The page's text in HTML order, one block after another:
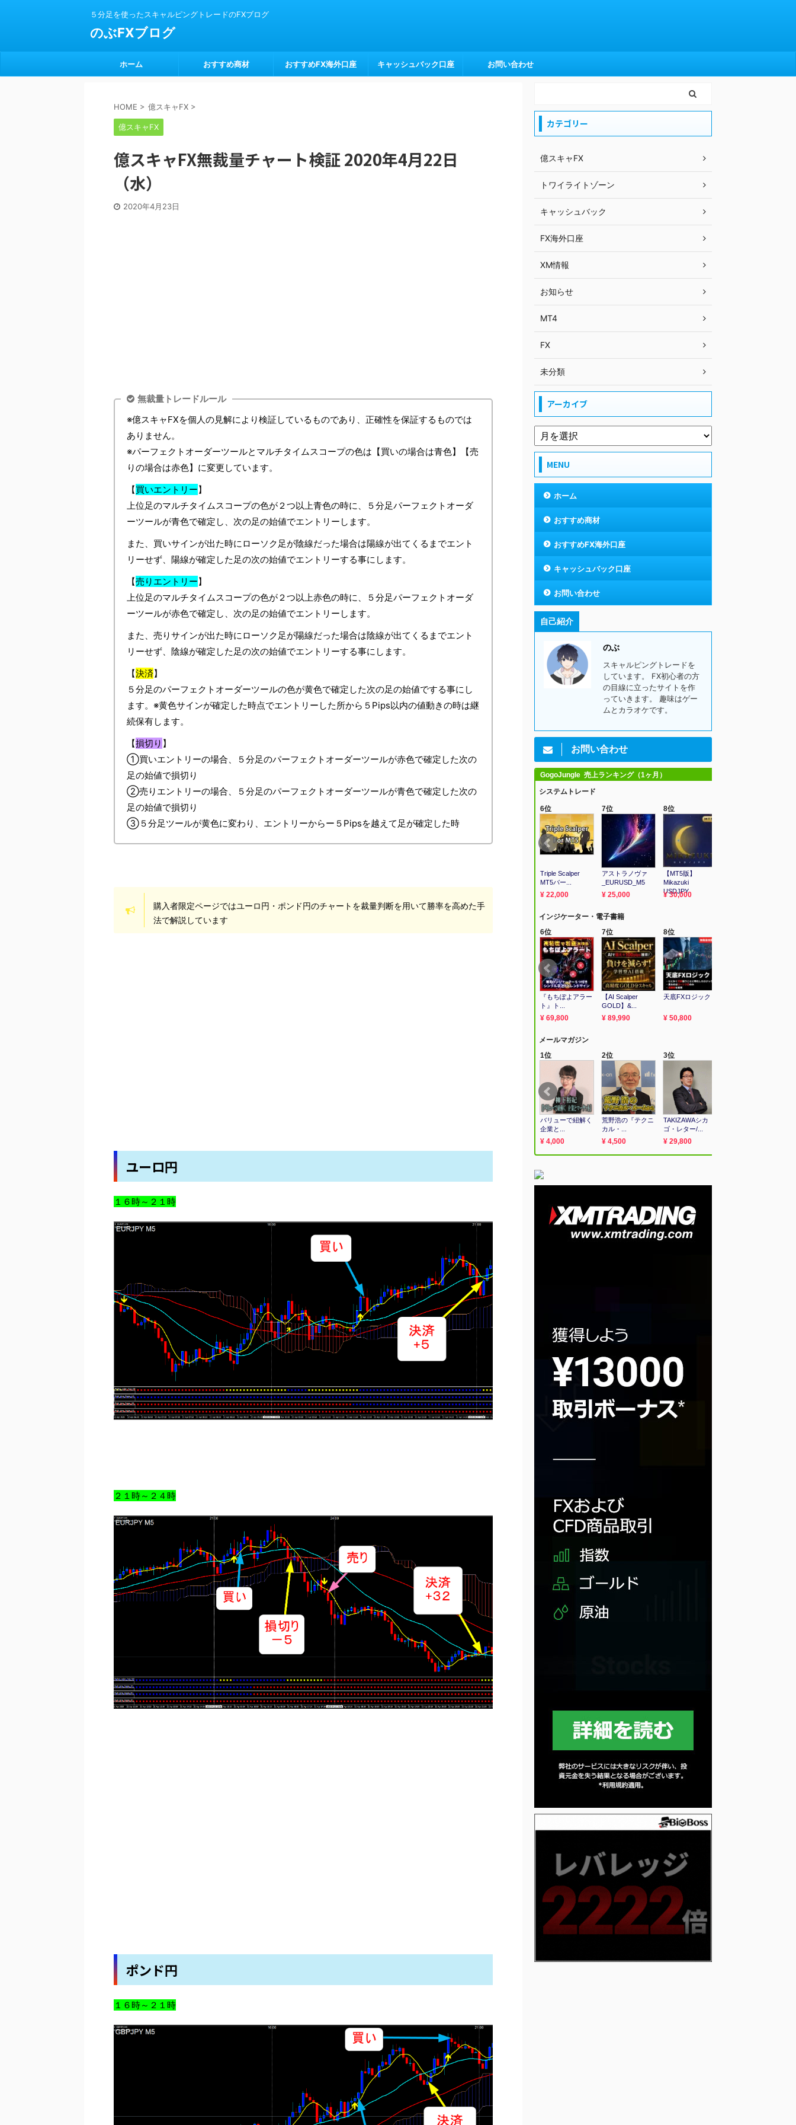
５分足を使ったスキャルピングトレードのFXブログ
のぶFXブログ
ホーム おすすめ商材 おすすめFX海外口座 キャッシュバック口座 お問い合わせ
HOME > 億スキャFX >
億スキャFX
億スキャFX無裁量チャート検証 2020年4月22日
（水）
2020年4月23日
無裁量トレードルール
※億スキャFXを個人の見解により検証しているものであり、正確性を保証するものでは
ありません。
※パーフェクトオーダーツールとマルチタイムスコープの色は【買いの場合は青色】【売
りの場合は赤色】に変更しています。
【買いエントリー】
上位足のマルチタイムスコープの色が２つ以上青色の時に、５分足パーフェクトオーダ
ーツールが青色で確定し、次の足の始値でエントリーします。
また、買いサインが出た時にローソク足が陰線だった場合は陽線が出てくるまでエント
リーせず、陽線が確定した足の次の始値でエントリーする事にします。
【売りエントリー】
上位足のマルチタイムスコープの色が２つ以上赤色の時に、５分足パーフェクトオーダ
ーツールが赤色で確定し、次の足の始値でエントリーします。
また、売りサインが出た時にローソク足が陽線だった場合は陰線が出てくるまでエント
リーせず、陰線が確定した足の次の始値でエントリーする事にします。
【決済】
５分足のパーフェクトオーダーツールの色が黄色で確定した次の足の始値でする事にし
ます。※黄色サインが確定した時点でエントリーした所から５Pips以内の値動きの時は継
続保有します。
【損切り 】
①買いエントリーの場合、５分足のパーフェクトオーダーツールが赤色で確定した次の
足の始値で損切り
②売りエントリーの場合、５分足のパーフェクトオーダーツールが青色で確定した次の
足の始値で損切り
③５分足ツールが黄色に変わり、エントリーからー５Pipsを越えて足が確定した時
購入者限定ページではユーロ円・ポンド円のチャートを裁量判断を用いて勝率を高めた手
法で解説しています
ユーロ円
１６時～２１時
２１時～２４時
ポンド円
１６時～２１時
カテゴリー
億スキャFX
トワイライトゾーン
キャッシュバック
FX海外口座
XM情報
お知らせ
MT4
FX
未分類
アーカイブ
MENU
ホーム
おすすめ商材
おすすめFX海外口座
キャッシュバック口座
お問い合わせ
自己紹介
のぶ
スキャルピングトレードを
しています。 FX初心者の方
の目線に立ったサイトを作
っていきます。 趣味はゲー
ムとカラオケです。
お問い合わせ